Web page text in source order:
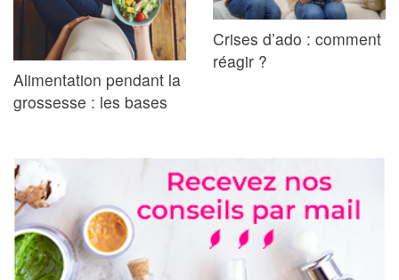
Alimentation pendant la
grossesse : les bases
Crises d’ado : comment
réagir ?